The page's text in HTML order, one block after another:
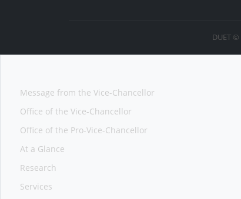
DUET
Message from the Vice-Chancellor
Office of the Vice-Chancellor
Office of the Pro-Vice-Chancellor
At a Glance
Research
Services